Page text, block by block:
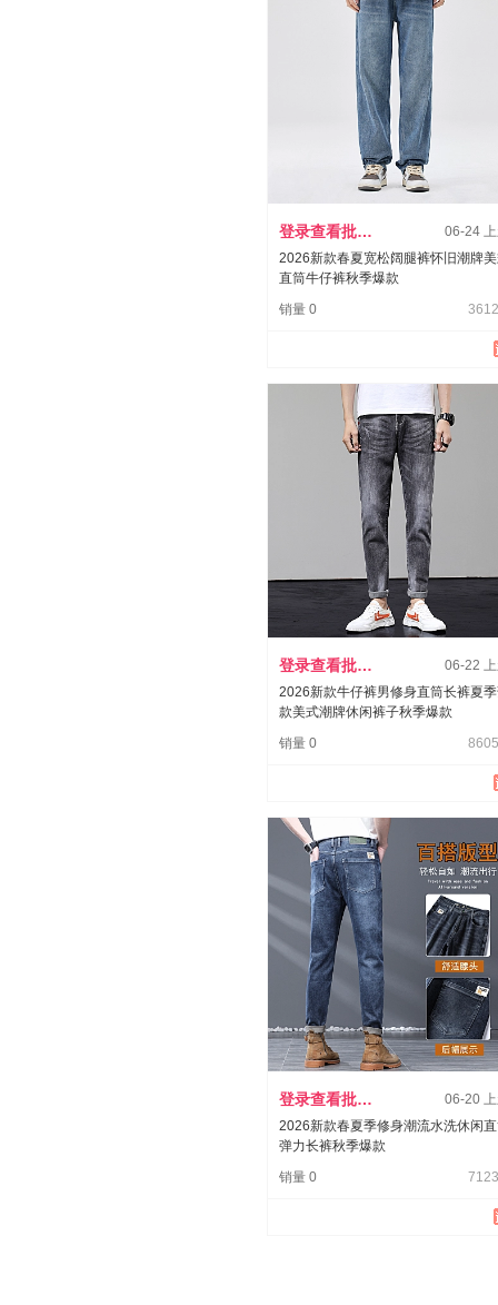
登录查看批发价
06-24
2026新款春夏宽松阔腿裤怀旧潮牌
直筒牛仔裤秋季爆款
销量 0
登录查看批发价
06-22
2026新款牛仔裤男修身直筒长裤夏
款美式潮牌休闲裤子秋季爆款
销量 0
登录查看批发价
06-20
2026新款春夏季修身潮流水洗休闲
弹力长裤秋季爆款
销量 0